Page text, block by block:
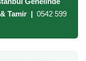
Tamir | 0542 599